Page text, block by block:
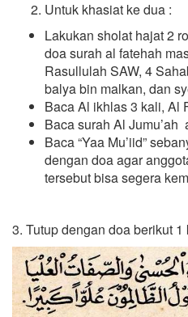
Untuk khasiat ke dua :
Lakukan sholat hajat 2
doa surah al fatehah
Rasullulah SAW, 4
balya bin malkan, dan
Baca Al ikhlas 3 kali, Al
Baca surah Al Jumu’ah
Baca “Yaa Mu’iid”
dengan doa agar
tersebut bisa segera
3. Tutup dengan doa berikut 1